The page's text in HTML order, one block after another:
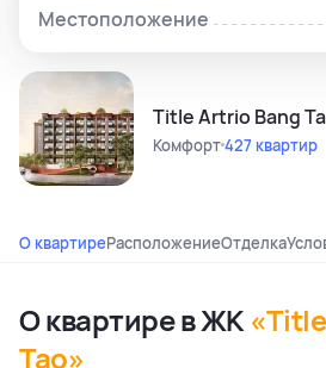
Местоположение
Title Artrio Bang
Комфорт427 квартир
О квартиреРасположениеОтделка
О квартире в ЖК
Tao»